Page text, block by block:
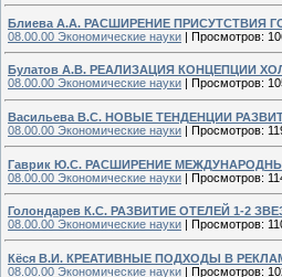
Блиева А.А. РАСШИРЕНИЕ
08.00.00 Экономические науки | Просмотров:
Булатов А.В. РЕАЛИЗАЦИЯ КОНЦЕПЦИИ
08.00.00 Экономические науки | Просмотров:
Васильева В.С. НОВЫЕ ТЕНДЕНЦИИ
08.00.00 Экономические науки | Просмотров:
Гаврик Ю.С. РАСШИРЕНИЕ
08.00.00 Экономические науки | Просмотров:
Голондарев К.С. РАЗВИТИЕ ОТЕЛЕЙ 1-2
08.00.00 Экономические науки | Просмотров:
Кёся В.И. КРЕАТИВНЫЕ ПОДХОДЫ В
08.00.00 Экономические науки | Просмотров: